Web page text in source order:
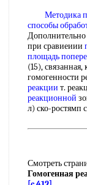
Методика
способы
Дополнительно
при сравиеиии
площадь
(15),
гомогенности
реакции т.
реакционной
л) ско-ростямп
Смотреть
Гомогенная